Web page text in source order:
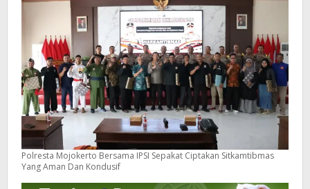
Polresta Mojokerto Bersama IPSI Sepakat Ciptakan Sitkamtibmas
Yang Aman Dan Kondusif